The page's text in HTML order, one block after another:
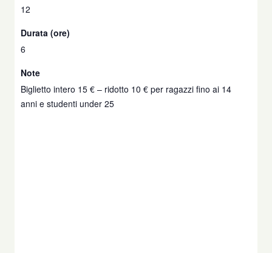
12
Durata (ore)
6
Note
Biglietto intero 15 € – ridotto 10 € per ragazzi fino ai 14
anni e studenti under 25